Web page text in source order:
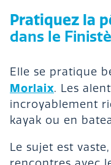
Pratiquez la
dans le
Elle se pratique
Morlaix. Les
incroyablement
kayak ou en
Le sujet est